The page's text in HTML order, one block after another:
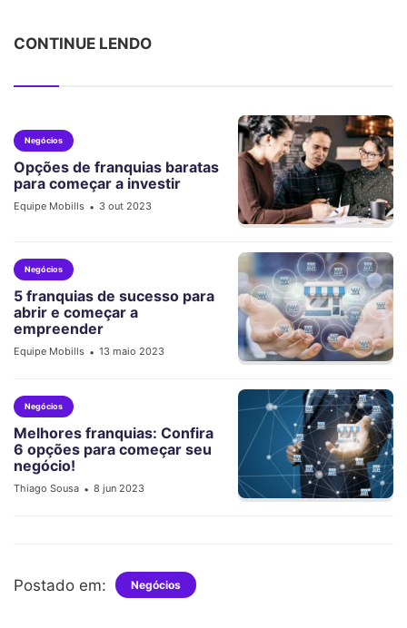
CONTINUE LENDO
Negócios
Opções de franquias baratas
para começar a investir
Equipe Mobills • 3 out 2023
Negócios
5 franquias de sucesso para
abrir e começar a
empreender
Equipe Mobills • 13 maio 2023
Negócios
Melhores franquias: Confira
6 opções para começar seu
negócio!
Thiago Sousa • 8 jun 2023
Postado em: Negócios